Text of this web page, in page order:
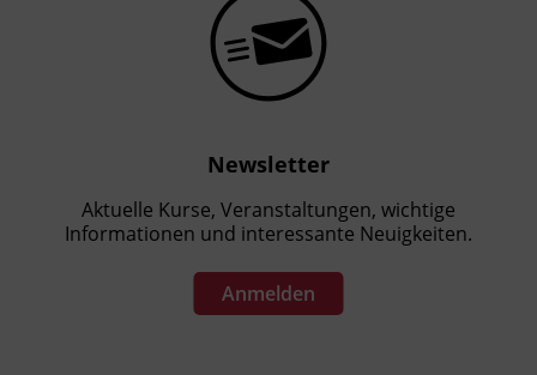
Newsletter
Aktuelle Kurse, Veranstaltungen, wichtige
Informationen und interessante Neuigkeiten.
Anmelden